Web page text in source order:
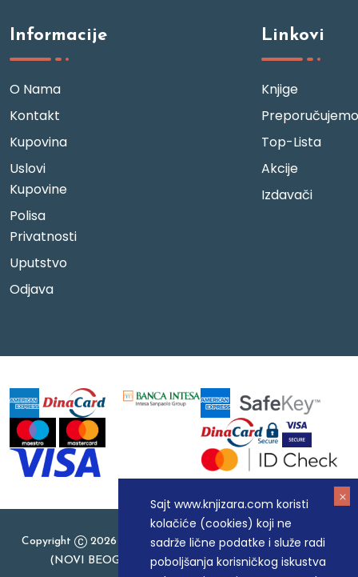
Sajt www.knjizara.com koristi
kolačiće (cookies) koji ne
sadrže lične podatke i služe radi
poboljšanja korisničkog iskustva
Informacije
O Nama
Kontakt
Kupovina
Uslovi
Kupovine
Polisa
Privatnosti
Uputstvo
Odjava
Linkovi
Knjige
Preporučujemo
Top-Lista
Akcije
Izdavači
Copyright
2026 Knjizara.com - MAKART DOO BEOGRAD
(NOVI BEOGRAD), PIB: 105184104, MB: 20337524